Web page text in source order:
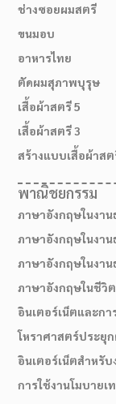
02-514-1840
ช่างซอยผมสตรี
ขนมอบ
อาหารไทย
ตัดผมสุภาพบุรุษ
เสื้อผ้าสตรี 5
เสื้อผ้าสตรี 3
สร้างแบบเสื้อผ้าสต
พาณิชยกรรม
ภาษาอังกฤษในงา
ภาษาอังกฤษในงา
ภาษาอังกฤษในงาน
ภาษาอังกฤษในชีวิ
อินเตอร์เน็ตและกา
โหราศาสตร์ประยุ
อินเตอร์เน็ตสำหรั
การใช้งานโมบายเ